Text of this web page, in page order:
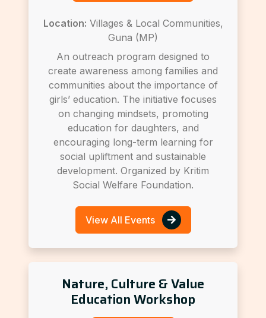
Location: Villages & Local Communities,
Guna (MP)
An outreach program designed to
create awareness among families and
communities about the importance of
girls’ education. The initiative focuses
on changing mindsets, promoting
education for daughters, and
encouraging long-term learning for
social upliftment and sustainable
development. Organized by Kritim
Social Welfare Foundation.
View All Events
Nature, Culture & Value
Education Workshop